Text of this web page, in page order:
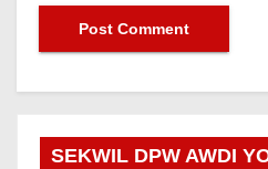
SEKWIL DPW AWDI